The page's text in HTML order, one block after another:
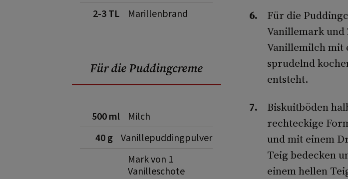
2-3 TL
Marillenbrand
Für die Puddingcreme
500 ml
Milch
40 g Vanillepuddingpulver
Mark von 1
Vanilleschote
Für die
Vanillemark
Vanillemilch mit
sprudelnd
entsteht.
Biskuitböden
rechteckige
und mit einem
Teig bedecken
einem hellen